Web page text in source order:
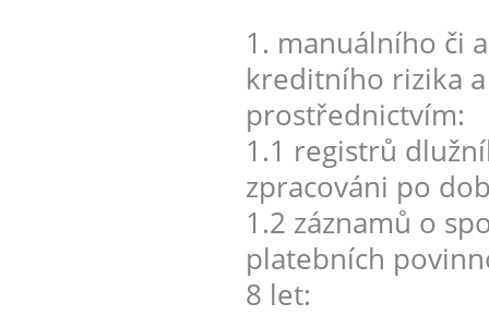
1. manuálního či
kreditního rizika
prostřednictvím:
1.1 registrů
zpracováni po
1.2 záznamů o
platebních
8 let: